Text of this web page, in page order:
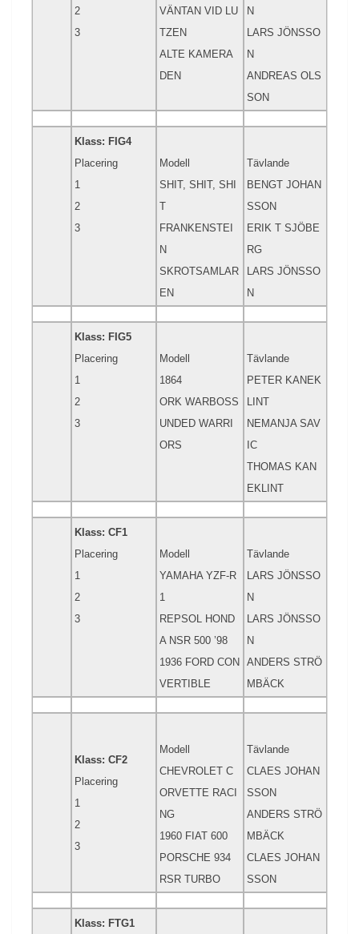
2
3
VÄNTAN VID LU
TZEN
ALTE KAMERA
DEN
N
LARS JÖNSSO
N
ANDREAS OLS
SON
Klass: FIG4
Placering
1
2
3
Modell
SHIT, SHIT, SHI
T
FRANKENSTEI
N
SKROTSAMLAR
EN
Tävlande
BENGT JOHAN
SSON
ERIK T SJÖBE
RG
LARS JÖNSSO
N
Klass: FIG5
Placering
1
2
3
Modell
1864
ORK WARBOSS
UNDED WARRI
ORS
Tävlande
PETER KANEK
LINT
NEMANJA SAV
IC
THOMAS KAN
EKLINT
Klass: CF1
Placering
1
2
3
Modell
YAMAHA YZF-R
1
REPSOL HOND
A NSR 500 ’98
1936 FORD CON
VERTIBLE
Tävlande
LARS JÖNSSO
N
LARS JÖNSSO
N
ANDERS STRÖ
MBÄCK
Klass: CF2
Placering
1
2
3
Modell
CHEVROLET C
ORVETTE RACI
NG
1960 FIAT 600
PORSCHE 934
RSR TURBO
Tävlande
CLAES JOHAN
SSON
ANDERS STRÖ
MBÄCK
CLAES JOHAN
SSON
Klass: FTG1